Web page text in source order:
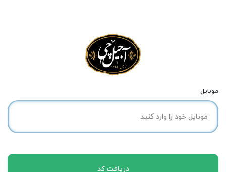
موبایل
دریافت کد